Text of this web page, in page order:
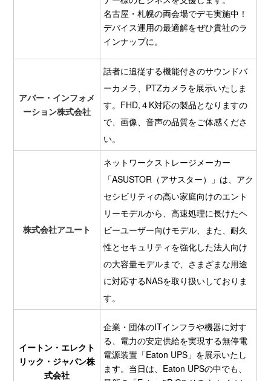
名古屋・札幌の両会場でデモ実施中！
デバイス運用の最適解をぜひ貴社のラ
インナップに。
アバー・インフォメ
ーション株式会社
話者に追従する機能付きのサウンドバ
ーカメラ、PTZカメラを展示いたしま
す。FHD,４K対応の製品となりますの
で、画像、音声の品質をご体感くださ
い。
株式会社アユート
ネットワークストレージメーカー
「ASUSTOR（アサスター）」は、アク
セシビリティの高い家庭向けのエント
リーモデルから、高速処理に長けたヘ
ビーユーザー向けモデル、また、耐久
性とセキュリティを強化した法人向け
の大容量モデルまで、さまざまな用途
に対応するNASを取り扱いしておりま
す。
イートン・エレクト
リック・ジャパン株
式会社
企業・団体のITインフラや機器に対す
る、電力の安定供給を実現する無停電
電源装置「Eaton UPS」を展示いたし
ます。当日は、Eaton UPSの中でも、